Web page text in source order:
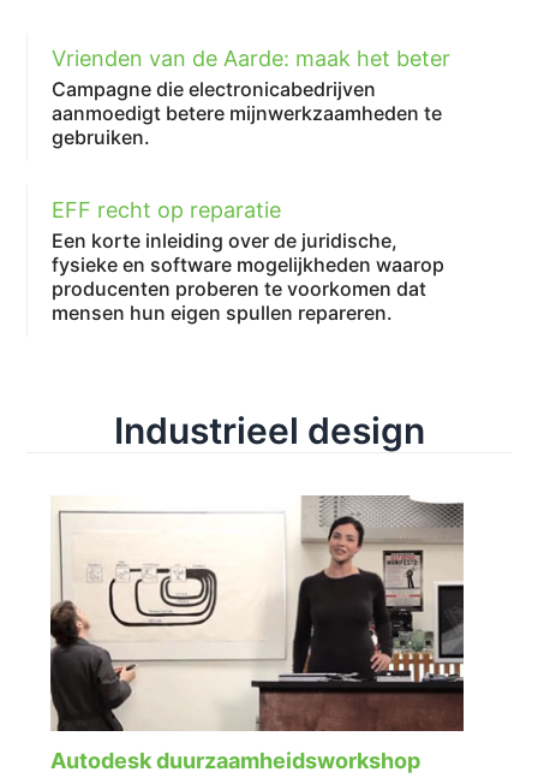
Vrienden van de Aarde: maak het beter
Campagne die electronicabedrijven
aanmoedigt betere mijnwerkzaamheden te
gebruiken.
EFF recht op reparatie
Een korte inleiding over de juridische,
fysieke en software mogelijkheden waarop
producenten proberen te voorkomen dat
mensen hun eigen spullen repareren.
Industrieel design
Autodesk duurzaamheidsworkshop